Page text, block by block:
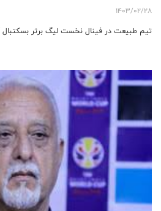
1403/02/28
تیم طبیعت در فینال نخست لیگ برتر بسکتبال